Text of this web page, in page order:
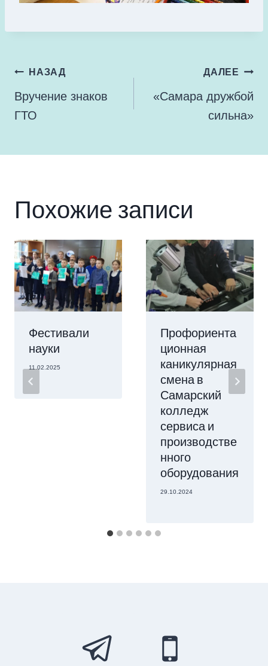
Навигация
по
записям
НАЗАД
Вручение знаков
ГТО
ДАЛЕЕ
«Самара дружбой
сильна»
Похожие записи
Фестивали
науки
11.02.2025
Профориента
ционная
каникулярная
смена в
Самарский
колледж
сервиса и
производстве
нного
оборудования
29.10.2024